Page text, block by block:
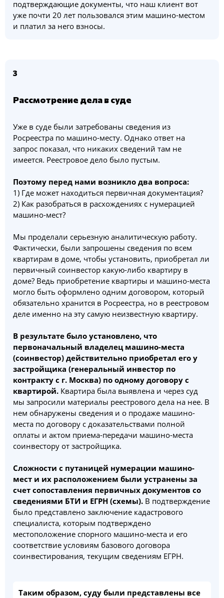
подтверждающие документы, что наш клиент вот
уже почти 20 лет пользовался этим машино-местом
и платил за него взносы.
3
Рассмотрение дела в суде
Уже в суде были затребованы сведения из
Росреестра по машино-месту. Однако ответ на
запрос показал, что никаких сведений там не
имеется. Реестровое дело было пустым.
Поэтому перед нами возникло два вопроса:
1) Где может находиться первичная документация?
2) Как разобраться в расхождениях с нумерацией
машино-мест?
Мы проделали серьезную аналитическую работу.
Фактически, были запрошены сведения по всем
квартирам в доме, чтобы установить, приобретал ли
первичный соинвестор какую-либо квартиру в
доме? Ведь приобретение квартиры и машино-места
могло быть оформлено одним договором, который
обязательно хранится в Росреестра, но в реестровом
деле именно на эту самую неизвестную квартиру.
В результате было установлено, что
первоначальный владелец машино-места
(соинвестор) действительно приобретал его у
застройщика (генеральный инвестор по
контракту с г. Москва) по одному договору с
квартирой. Квартира была выявлена и через суд
мы запросили материалы реестрового дела на нее. В
нем обнаружены сведения и о продаже машино-
места по договору с доказательствами полной
оплаты и актом приема-передачи машино-места
соинвестору от застройщика.
Сложности с путаницей нумерации машино-
мест и их расположением были устранены за
счет сопоставления первичных документов со
сведениями БТИ и ЕГРН (схемы). В подтверждение
было представлено заключение кадастрового
специалиста, которым подтверждено
местоположение спорного машино-места и его
соответствие условиям базового договора
соинвестирования, текущим сведениям ЕГРН.
Таким образом, суду были представлены все